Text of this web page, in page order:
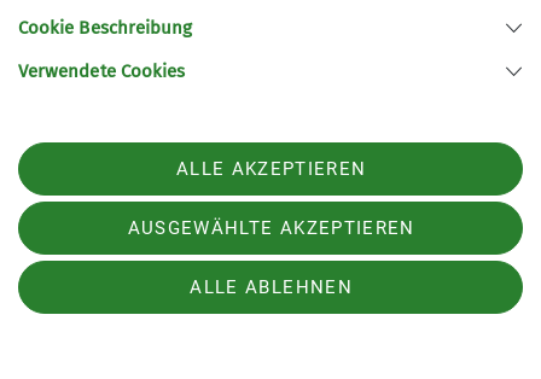
Cookie Beschreibung
Verwendete Cookies
ALLE AKZEPTIEREN
AUSGEWÄHLTE AKZEPTIEREN
ALLE ABLEHNEN